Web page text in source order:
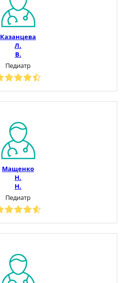
Казанцева
Л.
В.
Педиатр
Мащенко
Н.
Н.
Педиатр